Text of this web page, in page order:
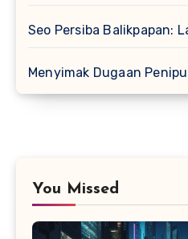
Seo Persiba Balikpapan:
Menyimak Dugaan
You Missed